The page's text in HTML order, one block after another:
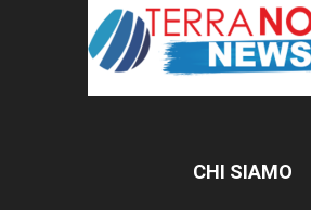
CHI SIAMO